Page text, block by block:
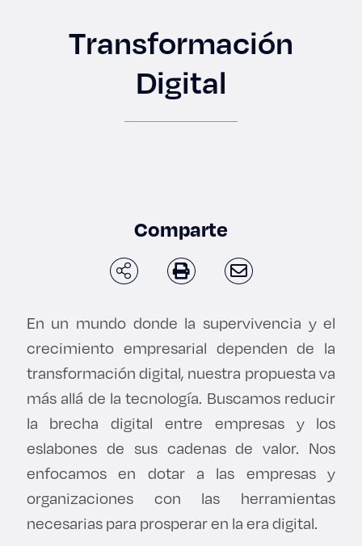
Lo más buscado
Carreras
Derecho
Prepa ITESO
Sustentabilidad
Transformación
Digital
Comparte
En un mundo donde la supervivencia y el
crecimiento empresarial dependen de la
transformación digital, nuestra propuesta va
más allá de la tecnología. Buscamos reducir
la brecha digital entre empresas y los
eslabones de sus cadenas de valor. Nos
enfocamos en dotar a las empresas y
organizaciones con las herramientas
necesarias para prosperar en la era digital.